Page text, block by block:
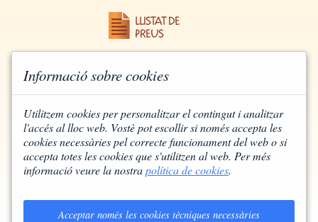
LLISTAT DE
PREUS
A CASA PER ESTAR-HI BÉ, EL PA,
Informació sobre cookies
Utilitzem cookies per personalitzar el contingut i analitzar
l'accés al lloc web. Vostè pot escollir si només accepta les
cookies necessàries pel correcte funcionament del web o si
accepta totes les cookies que s'utilitzen al web. Per més
informació veure la nostrapolítica de cookies.
Acceptar només les cookies tècniques necessàries